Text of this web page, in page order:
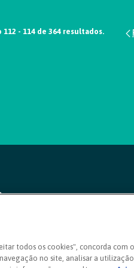
112 - 114 de 364 resultados.
todos os cookies", concorda com
no site, analisar a